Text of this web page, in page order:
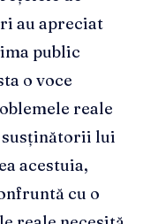
au apreciat
public
o voce
reale
susținătorii lui
acestuia,
cu o